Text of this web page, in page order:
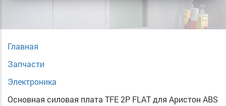
Главная
Запчасти
Электроника
Основная силовая плата TFE 2P FLAT для Аристон ABS